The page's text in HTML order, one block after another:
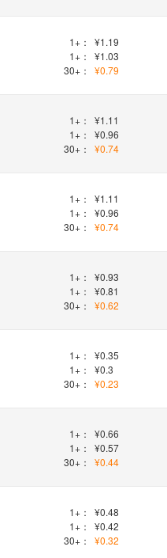
1+：
¥1.19
1+：
¥1.03
30+：
¥0.79
1+：
¥1.11
1+：
¥0.96
30+：
¥0.74
1+：
¥1.11
1+：
¥0.96
30+：
¥0.74
1+：
¥0.93
1+：
¥0.81
30+：
¥0.62
1+：
¥0.35
1+：
¥0.3
30+：
¥0.23
1+：
¥0.66
1+：
¥0.57
30+：
¥0.44
1+：
¥0.48
1+：
¥0.42
30+：
¥0.32